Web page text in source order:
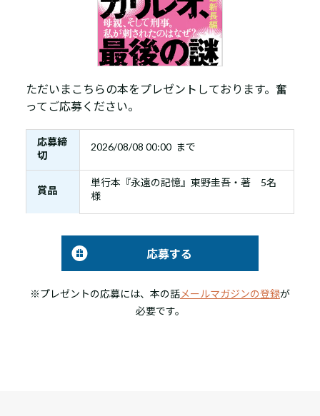
ただいまこちらの本をプレゼントしております。奮
ってご応募ください。
応募締
切
2026/08/08 00:00 まで
賞品
単行本『永遠の記憶』東野圭吾・著 5名
様
応募する
※プレゼントの応募には、本の話メールマガジンの登録が
必要です。